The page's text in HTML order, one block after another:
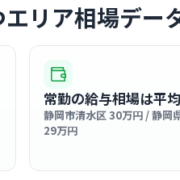
クリニ
最寄り
診療科
地
近く
リア相場デー
常勤の給与相場は平
静岡市清水区 30万円 / 静岡
29万円